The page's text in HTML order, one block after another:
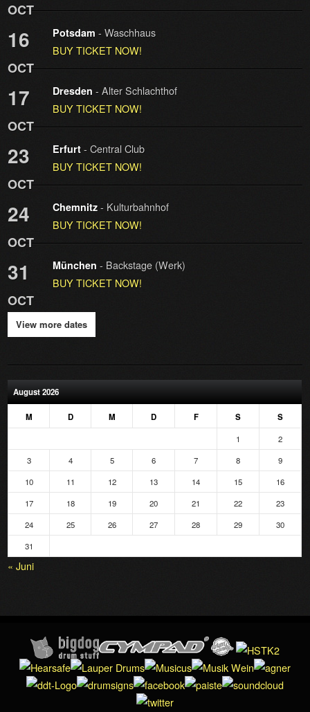
OCT
16
OCT
Potsdam - Waschhaus
BUY TICKET NOW!
17
OCT
Dresden - Alter Schlachthof
BUY TICKET NOW!
23
OCT
Erfurt - Central Club
BUY TICKET NOW!
24
OCT
Chemnitz - Kulturbahnhof
BUY TICKET NOW!
31
OCT
München - Backstage (Werk)
BUY TICKET NOW!
View more dates
August 2026
M D M D F S S
1
2
3
4 5 6 7 8
9
10
11 12 13 14 15
16
17
18 19 20 21 22
23
24
25 26 27 28 29
30
31
« Juni